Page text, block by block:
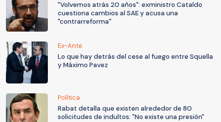
"Volvemos atrás 20 años": exministro Cataldo
cuestiona cambios al SAE y acusa una
"contrarreforma"
Ex-Ante
Lo que hay detrás del cese al fuego entre Squella
y Máximo Pavez
Política
Rabat detalla que existen alrededor de 80
solicitudes de indultos: "No existe una presión"